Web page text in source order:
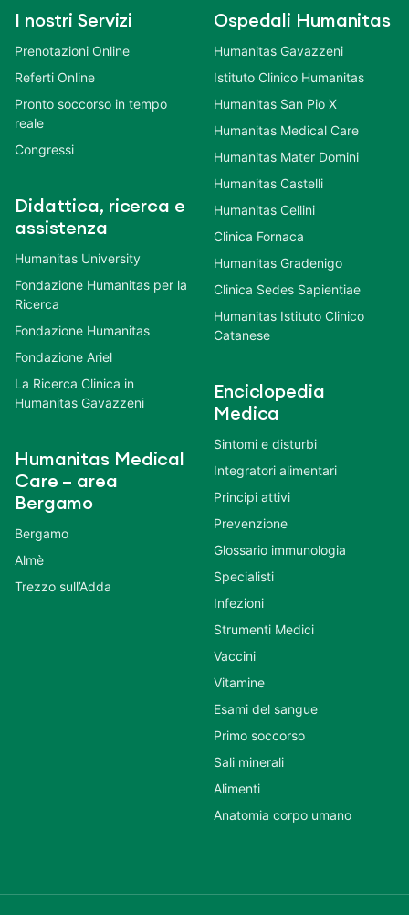
I nostri Servizi
Prenotazioni Online
Referti Online
Pronto soccorso in tempo
reale
Congressi
Didattica, ricerca e
assistenza
Humanitas University
Fondazione Humanitas per la
Ricerca
Fondazione Humanitas
Fondazione Ariel
La Ricerca Clinica in
Humanitas Gavazzeni
Humanitas Medical
Care – area
Bergamo
Bergamo
Almè
Trezzo sull’Adda
Ospedali Humanitas
Humanitas Gavazzeni
Istituto Clinico Humanitas
Humanitas San Pio X
Humanitas Medical Care
Humanitas Mater Domini
Humanitas Castelli
Humanitas Cellini
Clinica Fornaca
Humanitas Gradenigo
Clinica Sedes Sapientiae
Humanitas Istituto Clinico
Catanese
Enciclopedia
Medica
Sintomi e disturbi
Integratori alimentari
Principi attivi
Prevenzione
Glossario immunologia
Specialisti
Infezioni
Strumenti Medici
Vaccini
Vitamine
Esami del sangue
Primo soccorso
Sali minerali
Alimenti
Anatomia corpo umano